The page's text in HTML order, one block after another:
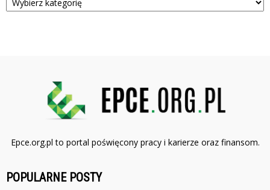
Epce.org.pl to portal poświęcony pracy i karierze oraz finansom.
POPULARNE POSTY